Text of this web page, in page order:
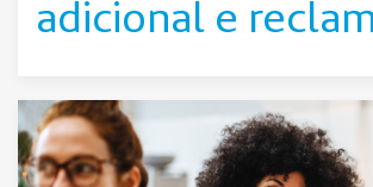
adicional e